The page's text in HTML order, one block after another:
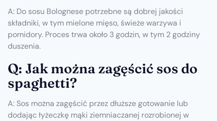
A: Do sosu Bolognese potrzebne są dobrej jakości
składniki, w tym mielone mięso, świeże warzywa i
pomidory. Proces trwa około 3 godzin, w tym 2 godziny
duszenia.
Q: Jak można zagęścić sos do
spaghetti?
A: Sos można zagęścić przez dłuższe gotowanie lub
dodając łyżeczkę mąki ziemniaczanej rozrobionej w